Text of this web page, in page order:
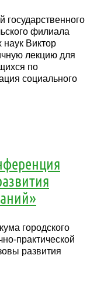
филиала
Виктор
лекцию для
по
социального
городского
практической
развития